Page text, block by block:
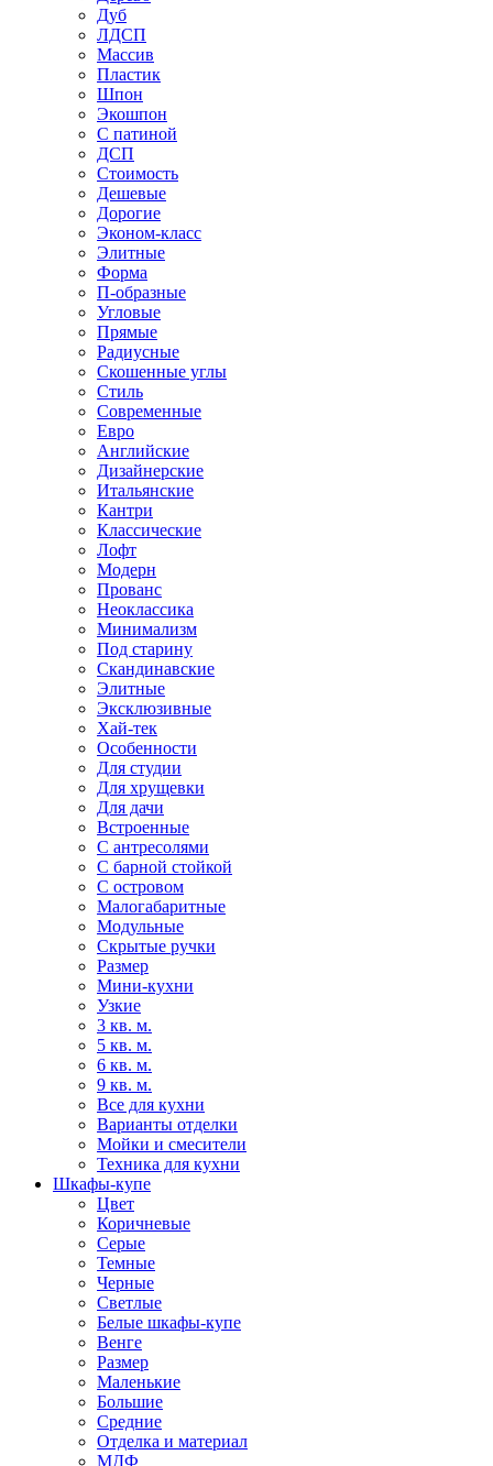
Дуб
ЛДСП
Массив
Пластик
Шпон
Экошпон
С патиной
ДСП
Стоимость
Дешевые
Дорогие
Эконом-класс
Элитные
Форма
П-образные
Угловые
Прямые
Радиусные
Скошенные углы
Стиль
Современные
Евро
Английские
Дизайнерские
Итальянские
Кантри
Классические
Лофт
Модерн
Прованс
Неоклассика
Минимализм
Под старину
Скандинавские
Элитные
Эксклюзивные
Хай-тек
Особенности
Для студии
Для хрущевки
Для дачи
Встроенные
С антресолями
С барной стойкой
С островом
Малогабаритные
Модульные
Скрытые ручки
Размер
Мини-кухни
Узкие
3 кв. м.
5 кв. м.
6 кв. м.
9 кв. м.
Все для кухни
Варианты отделки
Мойки и смесители
Техника для кухни
Шкафы-купе
Цвет
Коричневые
Серые
Темные
Черные
Светлые
Белые шкафы-купе
Венге
Размер
Маленькие
Большие
Средние
Отделка и материал
МДФ